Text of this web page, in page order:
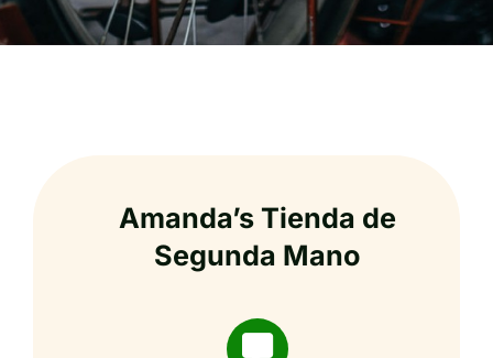
Amanda’s Tienda de
Segunda Mano